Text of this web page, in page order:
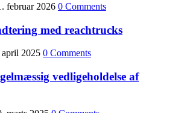
februar 2026 0 Comments
med reachtrucks
april 2025 0 Comments
vedligeholdelse af